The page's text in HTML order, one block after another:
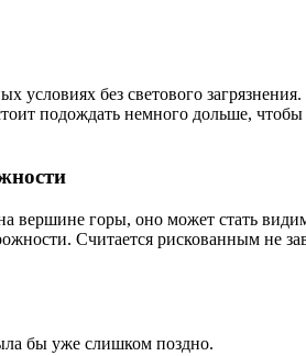
без светового
подождать немного дольше,
вершине горы, оно может стать
Считается рискованным не
бы уже слишком поздно.